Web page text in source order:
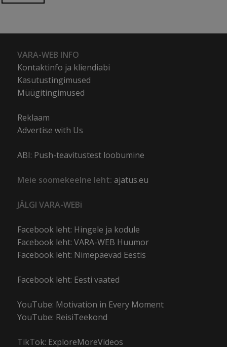
VARA-WEB INFO
Kontaktinfo ja kliendiabi
Kasutustingimused
Müügitingimused
Reklaam
Advertise with Us
ABI: Push-teavitustest loobumine
Meie soomekeelne leht: ajatus.eu
JÄLGI VARA-WEBi
Facebook leht: Hingele ja kodule
Facebook leht: VARA-WEB Huumor
Facebook leht: Nimepäevad Eestis
Facebook leht: Eesti vaated
YouTube: Motivation in Every Moment
YouTube: ReisiTeekond
TikTok: ExploreMoreVideos